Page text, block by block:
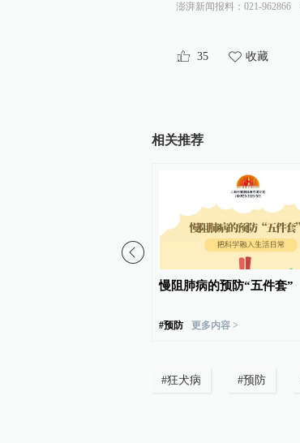
澎湃新闻报料：021-962866
35 收藏
相关推荐
慢阻肺病的预防“五件套”
#预防 更多内容 >
#狂犬病 #预防